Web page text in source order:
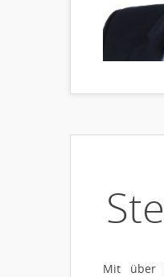
Mit über